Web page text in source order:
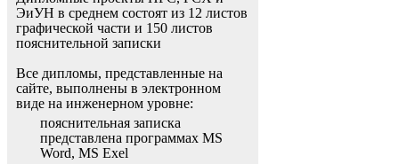
ЭиУН в среднем состоят из 12 листов
графической части и 150 листов
пояснительной записки
Все дипломы, представленные на
сайте, выполнены в электронном
виде на инженерном уровне:
пояснительная записка
представлена программах MS
Word, MS Exel